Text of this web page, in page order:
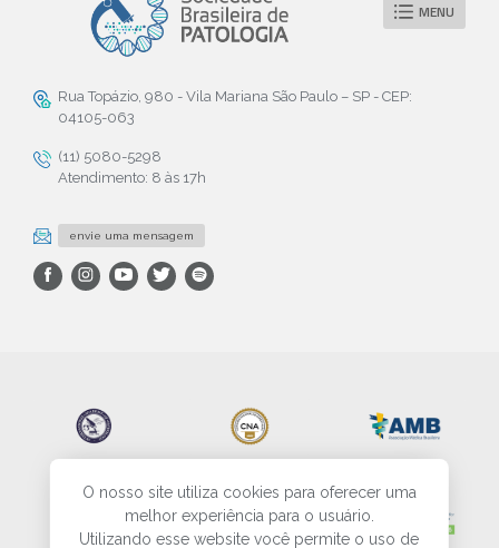
O nosso site utiliza cookies para oferecer uma
melhor experiência para o usuário.
Utilizando esse website você permite o uso de
MENU
Rua Topázio, 980 - Vila Mariana São Paulo – SP - CEP:
04105-063
(11) 5080-5298
Atendimento: 8 às 17h
envie uma mensagem